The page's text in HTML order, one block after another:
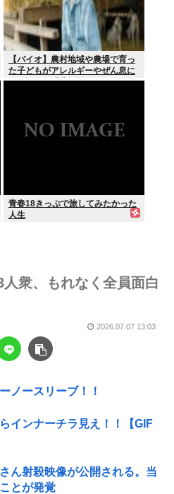
【バイオ】農村地域や農場で育っ
た子どもがアレルギーやぜん息に
なりにくい「農場効果」を引き起
青春18きっぷで旅してみたかった
人生
衆、もれなく全員面白
2026.07.07 13:03
ノースリーブ！！
インナーチラ見え！！【GIF
ん射殺映像が公開される。当
とが発覚